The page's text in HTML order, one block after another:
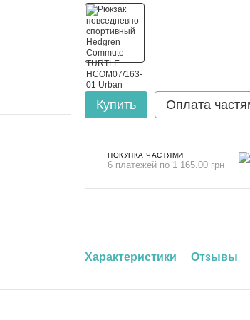
Купить Оплата
ПОКУПКА ЧАСТЯМИ
6 платежей по 1 165.00 грн
Характеристики Отзывы